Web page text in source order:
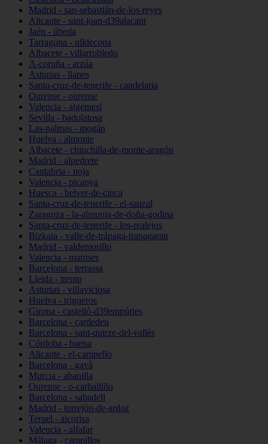
Madrid - san-sebastián-de-los-reyes
Alicante - sant-joan-d39alacant
Jaén - úbeda
Tarragona - ulldecona
Albacete - villarrobledo
A-coruña - arzúa
Asturias - llanes
Santa-cruz-de-tenerife - candelaria
Ourense - ourense
Valencia - algemesí
Sevilla - badolatosa
Las-palmas - mogán
Huelva - almonte
Albacete - chinchilla-de-monte-aragón
Madrid - alpedrete
Cantabria - noja
Valencia - picanya
Huesca - belver-de-cinca
Santa-cruz-de-tenerife - el-sauzal
Zaragoza - la-almunia-de-doña-godina
Santa-cruz-de-tenerife - los-realejos
Bizkaia - valle-de-trápaga-trapagaran
Madrid - valdemorillo
Valencia - manises
Barcelona - terrassa
Lleida - tremp
Asturias - villaviciosa
Huelva - trigueros
Girona - castelló-d39empúries
Barcelona - cardedeu
Barcelona - sant-quirze-del-vallès
Córdoba - baena
Alicante - el-campello
Barcelona - gavà
Murcia - abanilla
Ourense - o-carballiño
Barcelona - sabadell
Madrid - torrejón-de-ardoz
Teruel - alcorisa
Valencia - alfafar
Málaga - campillos